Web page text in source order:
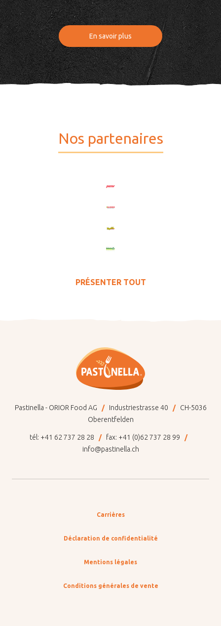
En savoir plus
Nos partenaires
PRÉSENTER TOUT
Pastinella - ORIOR Food AG Industriestrasse 40
CH-5036
Oberentfelden
tél: +41 62 737 28 28 fax: +41 (0)62 737 28 99
info@pastinella.ch
Carrières
Déclaration de confidentialité
Mentions légales
Conditions générales de vente